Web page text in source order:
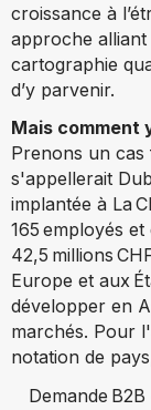
croissance à
approche
cartographie
d’y parvenir.
Mais comment
Prenons un
s'appellerait
implantée à La
165 employés
42,5 millions
Europe et aux
développer en
marchés. Pour
notation de
Demande